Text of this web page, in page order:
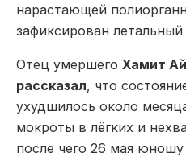
нарастающей
зафиксирован
Отец умершего Хамит
рассказал, что
ухудшилось около
мокроты в лёгких и
после чего 26 мая юношу